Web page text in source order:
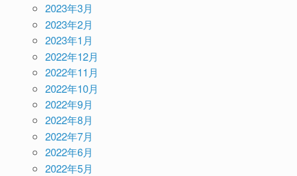
2023年3月
2023年2月
2023年1月
2022年12月
2022年11月
2022年10月
2022年9月
2022年8月
2022年7月
2022年6月
2022年5月